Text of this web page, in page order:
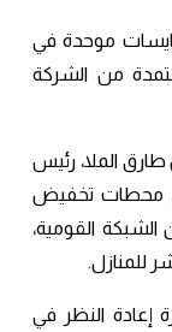
موحدة في
من الشركة
الملا، رئيس
أن محطات تخفيض
القومية،
للمنازل.
إعادة النظر في